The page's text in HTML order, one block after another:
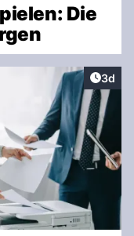
Die
3d